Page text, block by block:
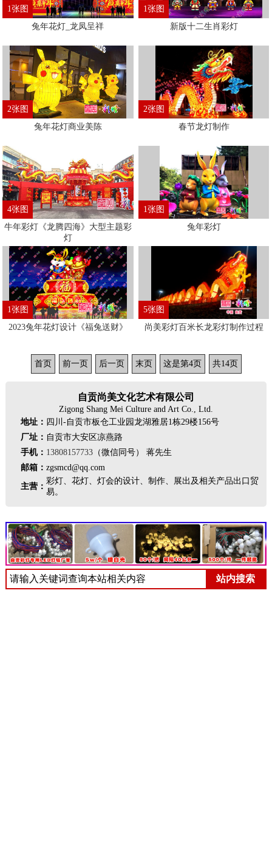
兔年花灯_龙凤呈祥
1张图
新版十二生肖彩灯
1张图
兔年花灯商业美陈
2张图
春节龙灯制作
2张图
牛年彩灯《龙腾四海》大型主题彩
灯
4张图
兔年彩灯
1张图
2023兔年花灯设计《福兔送财》
1张图
尚美彩灯百米长龙彩灯制作过程
5张图
首页 前一页 后一页 末页 这是第4页 共14页
自贡尚美文化艺术有限公司
Zigong Shang Mei Culture and Art Co., Ltd.
地址： 四川-自贡市板仓工业园龙湖雅居1栋29楼156号
厂址： 自贡市大安区凉燕路
手机： 13808157733（微信同号） 蒋先生
邮箱： zgsmcd@qq.com
主营：
彩灯、花灯、灯会的设计、制作、展出及相关产品出口贸
易。